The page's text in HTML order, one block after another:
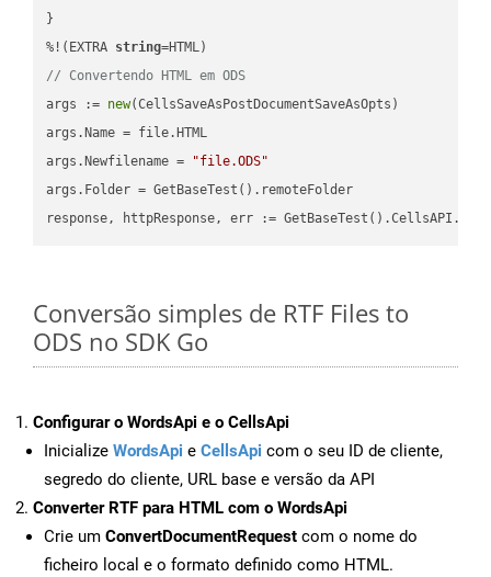
}
%!(EXTRA string
// Convertendo HTML em ODS
args := new(CellsSaveAsPostDocumentSaveAsOpts)
args.Name = file.HTML
args.Newfilename =
"file.ODS"
args.Folder = GetBaseTest().remoteFolder
Conversão simples de RTF Files to
ODS no SDK Go
Configurar o WordsApi e o CellsApi
Inicialize WordsApi e CellsApi com o seu ID de cliente,
segredo do cliente, URL base e versão da API
Converter RTF para HTML com o WordsApi
Crie um ConvertDocumentRequest com o nome do
ficheiro local e o formato definido como HTML.